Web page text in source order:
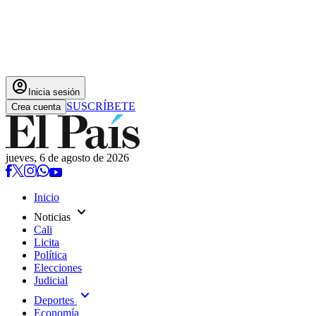
account_circle Inicia sesión
Crea cuenta SUSCRÍBETE
jueves, 6 de agosto de 2026
Inicio
Noticias expand_more
Cali
Licita
Política
Elecciones
Judicial
Deportes expand_more
Economía